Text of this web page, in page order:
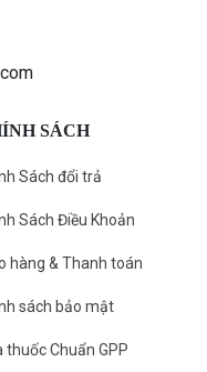
SÁCH
Sách đổi trả
Sách Điều Khoản
hàng & Thanh toán
sách bảo mật
thuốc Chuẩn GPP